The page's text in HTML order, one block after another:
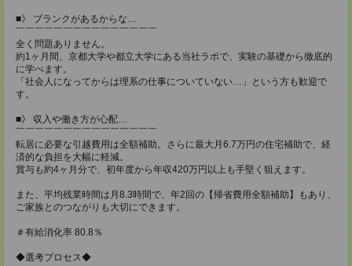
■》 ブランクがあるからな…
￣￣￣￣￣￣￣￣￣￣￣￣￣￣￣
全く問題ありません。
約1ヶ月間、京都大学や都立大学にある当社ラボで、実験の基礎から徹底的
に学べます。
「社会人になってからは理系の仕事についていない…」という方も歓迎で
す。
■》 収入や働き方が心配…
￣￣￣￣￣￣￣￣￣￣￣￣￣￣￣
転居に必要な引越費用は全額補助。さらに最大月6.7万円の住宅補助で、経
済的な負担を大幅に軽減。
賞与も約4ヶ月分で、初年度から年収420万円以上も手堅く狙えます。
また、平均残業時間は月8.3時間で、年2回の【帰省費用全額補助】もあり、
ご家族とのつながりも大切にできます。
＃有給消化率 80.8％
◆選考プロセス◆